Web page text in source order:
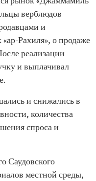
верблюдов
и
Рахиля», о продаже
реализации
и выплачивал
и снижались в
количества
спроса и
Саудовского
местной среды,